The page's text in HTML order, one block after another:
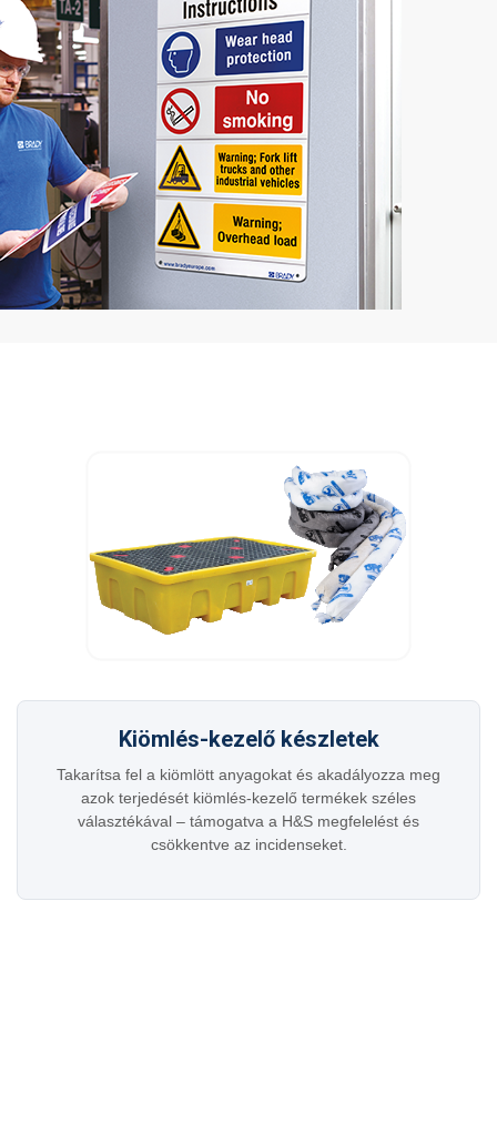
Kiömlés-kezelő készletek
Takarítsa fel a kiömlött anyagokat és akadályozza meg
azok terjedését kiömlés-kezelő termékek széles
választékával – támogatva a H&S megfelelést és
csökkentve az incidenseket.